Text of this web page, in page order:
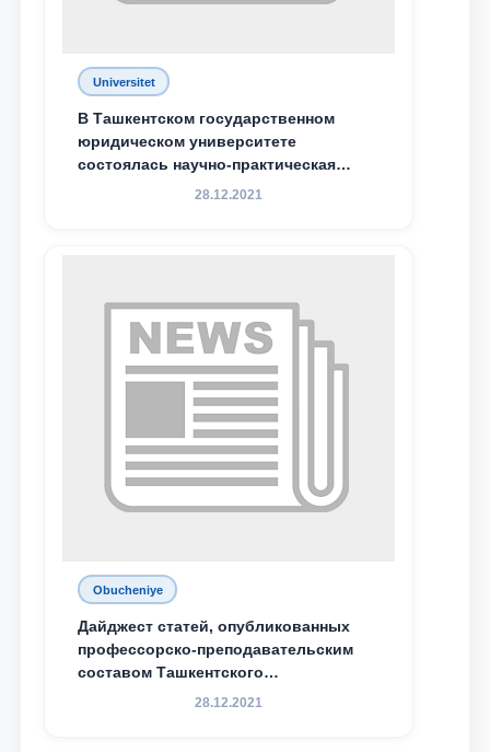
Universitet
В Ташкентском государственном
юридическом университете
состоялась научно-практическая
конференция магистрантов
28.12.2021
Obucheniye
Дайджест статей, опубликованных
профессорско-преподавательским
составом Ташкентского
государственного юридического
28.12.2021